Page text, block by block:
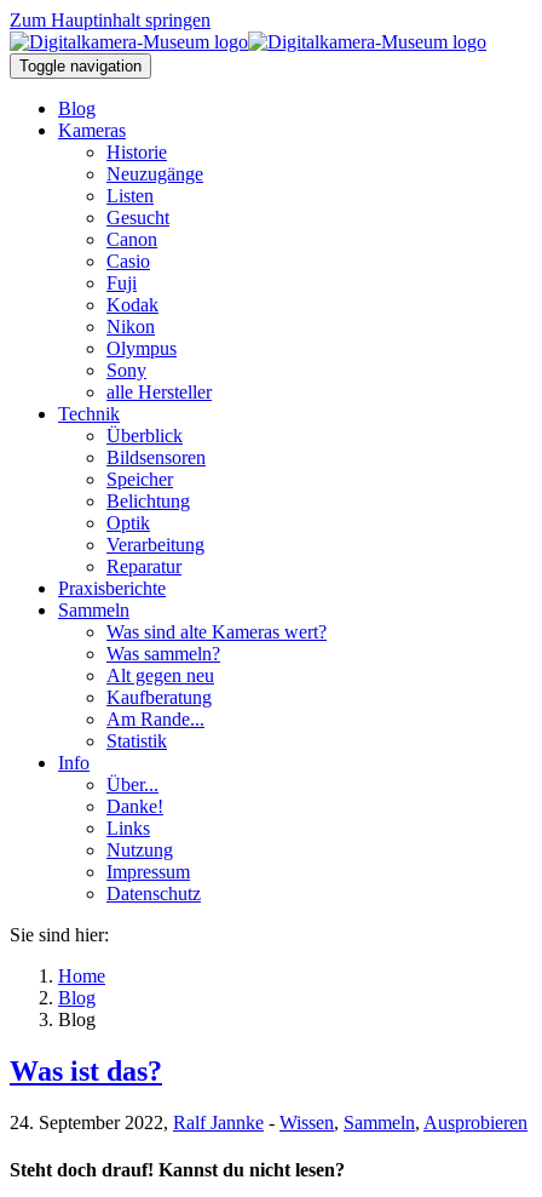
Zum Hauptinhalt springen
Toggle navigation
Blog
Kameras
Historie
Neuzugänge
Listen
Gesucht
Canon
Casio
Fuji
Kodak
Nikon
Olympus
Sony
alle Hersteller
Technik
Überblick
Bildsensoren
Speicher
Belichtung
Optik
Verarbeitung
Reparatur
Praxisberichte
Sammeln
Was sind alte Kameras wert?
Was sammeln?
Alt gegen neu
Kaufberatung
Am Rande...
Statistik
Info
Über...
Danke!
Links
Nutzung
Impressum
Datenschutz
Sie sind hier:
Home
Blog
Blog
Was ist das?
24. September 2022, Ralf Jannke - Wissen, Sammeln, Ausprobieren
Steht doch drauf! Kannst du nicht lesen?